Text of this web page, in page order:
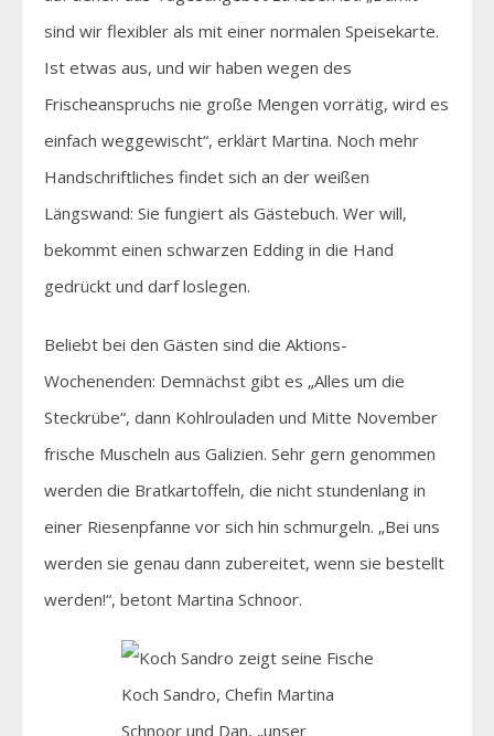
sind wir flexibler als mit einer normalen Speisekarte.
Ist etwas aus, und wir haben wegen des
Frischeanspruchs nie große Mengen vorrätig, wird es
einfach weggewischt“, erklärt Martina. Noch mehr
Handschriftliches findet sich an der weißen
Längswand: Sie fungiert als Gästebuch. Wer will,
bekommt einen schwarzen Edding in die Hand
gedrückt und darf loslegen.
Beliebt bei den Gästen sind die Aktions-
Wochenenden: Demnächst gibt es „Alles um die
Steckrübe“, dann Kohlrouladen und Mitte November
frische Muscheln aus Galizien. Sehr gern genommen
werden die Bratkartoffeln, die nicht stundenlang in
einer Riesenpfanne vor sich hin schmurgeln. „Bei uns
werden sie genau dann zubereitet, wenn sie bestellt
werden!“, betont Martina Schnoor.
Koch Sandro, Chefin Martina
Schnoor und Dan, „unser